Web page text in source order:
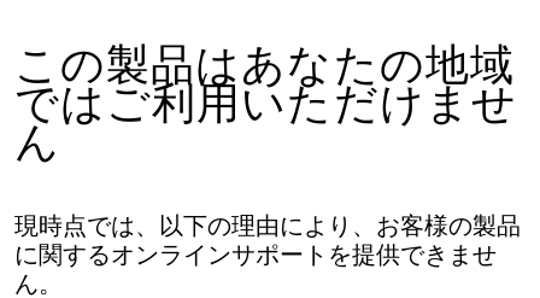
この製品はあなたの地域
ではご利用いただけませ
ん
現時点では、以下の理由により、お客様の製品
に関するオンラインサポートを提供できませ
ん。